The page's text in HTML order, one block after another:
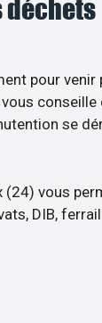
déchets
pour venir
conseille
se
(24) vous
DIB,